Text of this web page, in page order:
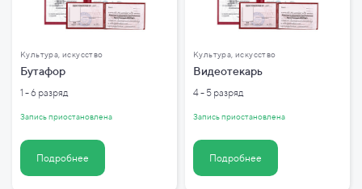
Культура, искусство
Бутафор
1 - 6 разряд
Запись приостановлена
Подробнее
Культура, искусство
Видеотекарь
4 - 5 разряд
Запись приостановлена
Подробнее